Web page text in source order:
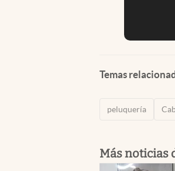
Temas
peluquería
Más noticias